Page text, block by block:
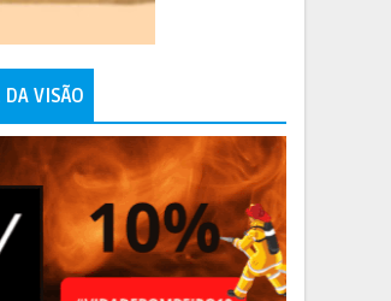
VISÃO